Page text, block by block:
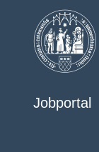
Jobportal